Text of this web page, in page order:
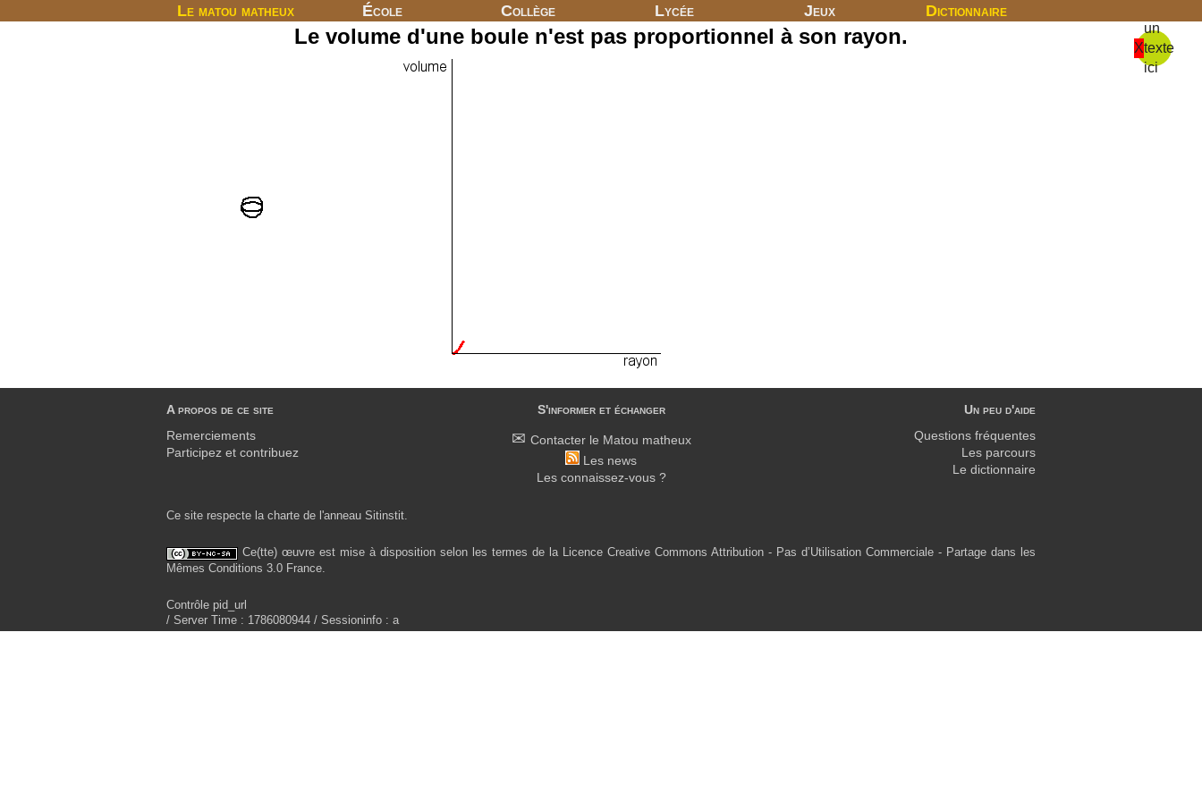
Le matou matheux École Collège Lycée Jeux Dictionnaire
X
un
texte
ici
Le volume d'une boule n'est pas proportionnel à son rayon.
A propos de ce site
Remerciements
Participez et contribuez
S'informer et échanger
Contacter le Matou matheux
Les news
Les connaissez-vous ?
Un peu d'aide
Questions fréquentes
Les parcours
Le dictionnaire
Ce site respecte la charte de l'anneau Sitinstit.
Ce(tte) œuvre est mise à disposition selon les termes de la Licence Creative Commons Attribution - Pas d’Utilisation Commerciale - Partage dans les
Mêmes Conditions 3.0 France.
Contrôle pid_url
/ Server Time : 1786080944 / Sessioninfo : a